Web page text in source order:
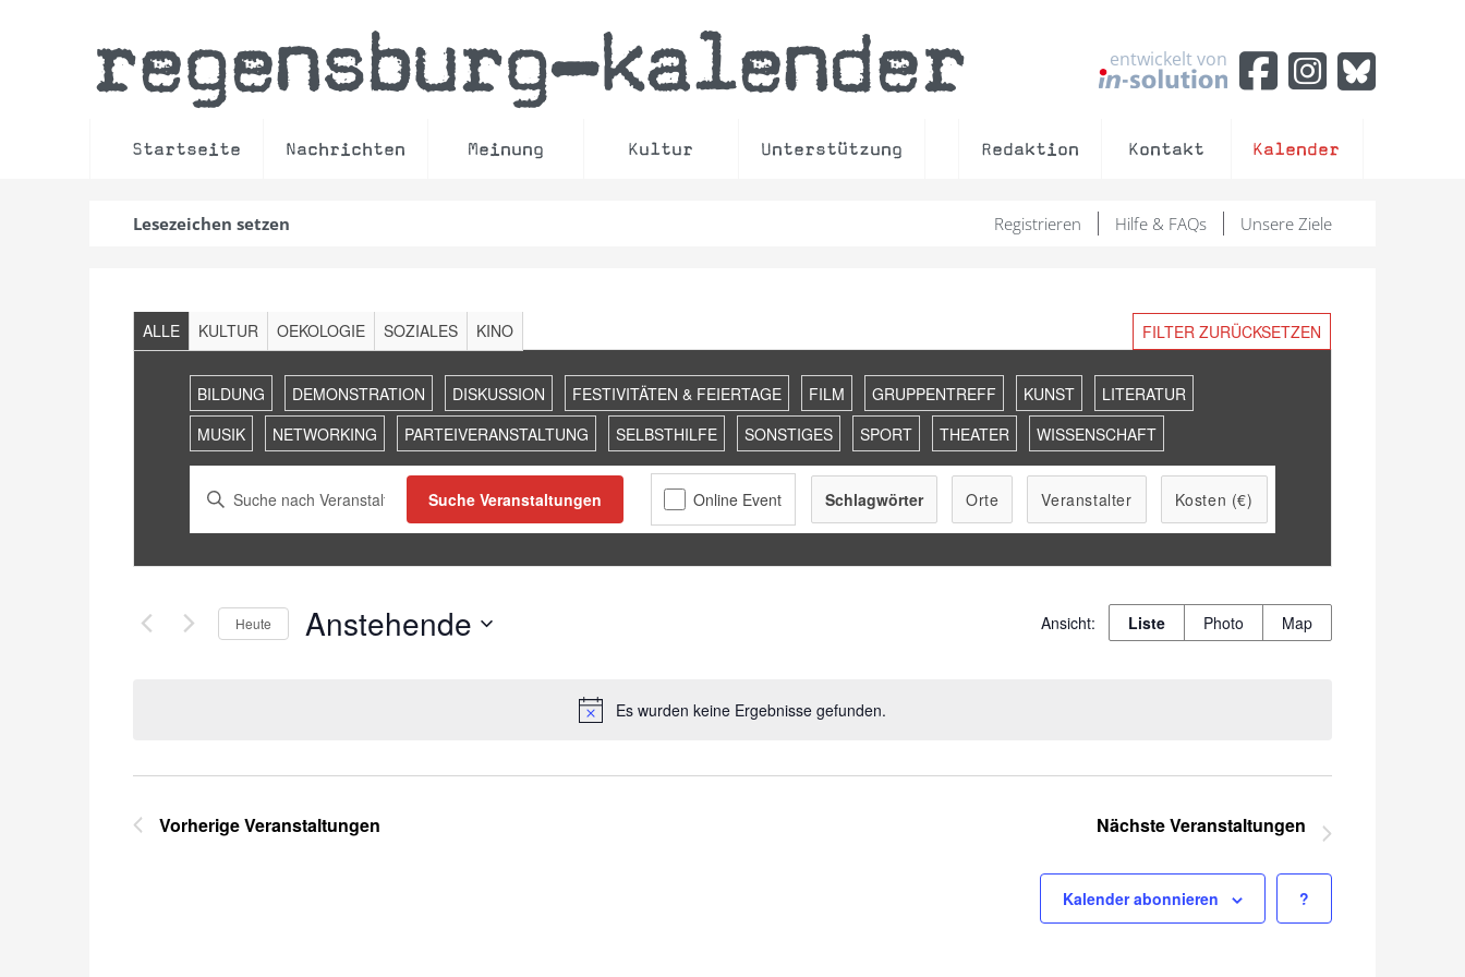
regensburg–kalender entwickelt von
Startseite Nachrichten Meinung Kultur Unterstützung Redaktion Kontakt Kalender
Lesezeichen setzen Unsere Ziele
Hilfe & FAQs
Registrieren
Hinweis
Es wurden keine Ergebnisse gefunden.
Veranstaltungen
Suche
Ansichten,
Navigation
Bitte
Suche
Veranstaltungen
Suche Veranstaltungen
Veranstaltung
Liste Photo Map
Filter FILTER ZURÜCKSETZEN
ALLE KULTUR OEKOLOGIE SOZIALES KINO
BILDUNG DEMONSTRATION DISKUSSION FESTIVITÄTEN & FEIERTAGE FILM GRUPPENTREFF KUNST
LITERATUR
MUSIK
NETWORKING PARTEIVERANSTALTUNG SELBSTHILFE SONSTIGES SPORT THEATER WISSENSCHAFT
Schlagwörter Orte Veranstalter Kosten (€)
Heute Anstehende
VorherigeVeranstaltungen NächsteVeranstaltungen
?
Kalender abonnieren